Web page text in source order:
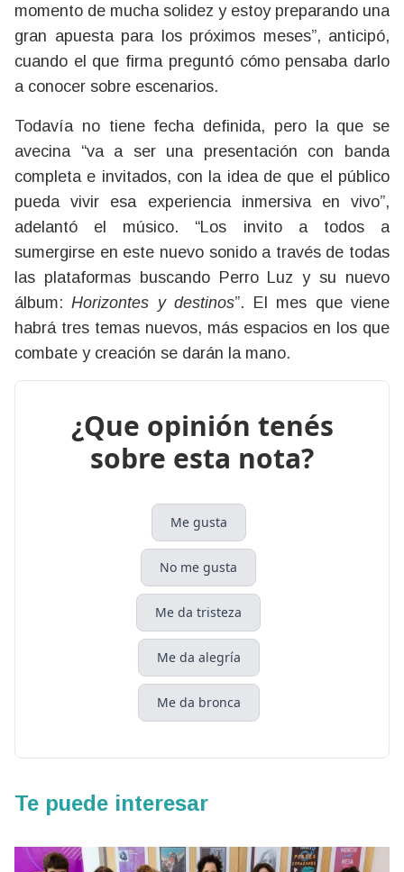
momento de mucha solidez y estoy preparando una
gran apuesta para los próximos meses”, anticipó,
cuando el que firma preguntó cómo pensaba darlo
a conocer sobre escenarios.
Todavía no tiene fecha definida, pero la que se
avecina “va a ser una presentación con banda
completa e invitados, con la idea de que el público
pueda vivir esa experiencia inmersiva en vivo”,
adelantó el músico. “Los invito a todos a
sumergirse en este nuevo sonido a través de todas
las plataformas buscando Perro Luz y su nuevo
álbum:Horizontes y destinos”. El mes que viene
habrá tres temas nuevos, más espacios en los que
combate y creación se darán la mano.
¿Que opinión tenés
sobre esta nota?
Me gusta
No me gusta
Me da tristeza
Me da alegría
Me da bronca
Te puede interesar